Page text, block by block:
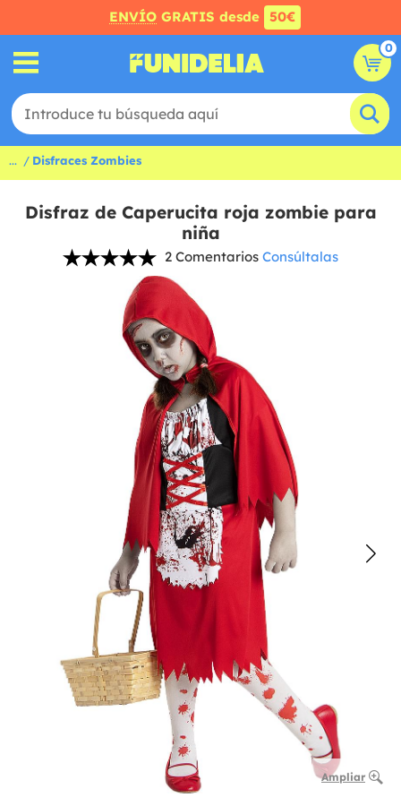
ENVÍO GRATIS desde 50€
0
... Disfraces Zombies
Disfraz de Caperucita roja zombie para
niña
2 Comentarios Consúltalas
Ampliar